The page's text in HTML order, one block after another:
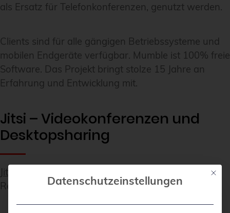
als Ersatz für Telefonkonferenzen, genutzt werden.
Clients sind für alle gängigen Betriebssysteme und
mobilen Endgeräte verfügbar. Mumble ist 100% freie
Software. Das Projekt bringt stolze 15 Jahre an
Erfahrung und Entwicklung mit.
Jitsi – Videokonferenzen und
Desktopsharing
Jitsi
Realisierung von Videokonferenzen und Chats.
Mit
Datenschutzeinstellungen